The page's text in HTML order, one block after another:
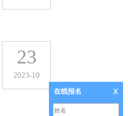
23
2023-10
在线报名 x